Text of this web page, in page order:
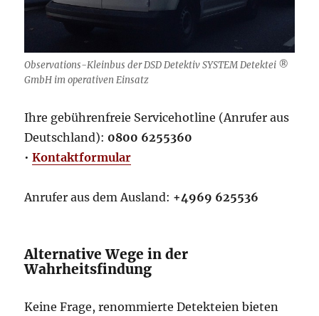
Observations-Kleinbus der DSD Detektiv SYSTEM Detektei ®
GmbH im operativen Einsatz
Ihre gebührenfreie Servicehotline (Anrufer aus
Deutschland): 0800 6255360
•Kontaktformular
Anrufer aus dem Ausland: +4969 625536
Alternative Wege in der
Wahrheitsfindung
Keine Frage, renommierte Detekteien bieten